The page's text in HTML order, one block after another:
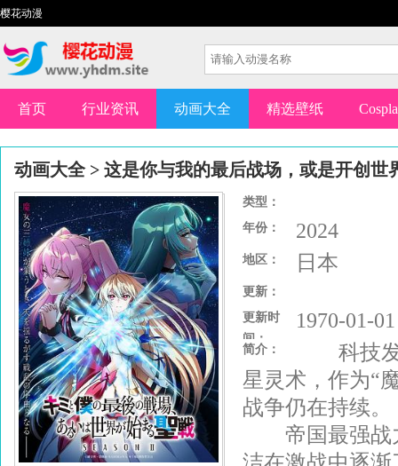
樱花动漫
首页 行业资讯 动画大全 精选壁纸
动画大全> 这是你与我的最后战场，或是开创世
类型：
年份：
2024
地区： 日本
更新：
更新时
间：
1970-01-
简介：
科技发
星灵术，作为“
战争仍在持续。
帝国最强战力